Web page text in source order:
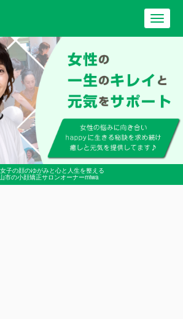
子の顔のゆがみと心と人生を整える
市の小顔矯正サロンオーナーmiwa